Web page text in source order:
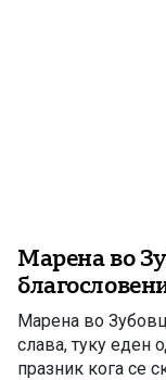
Марена во
Марена во
слава, туку еден
празник кога се